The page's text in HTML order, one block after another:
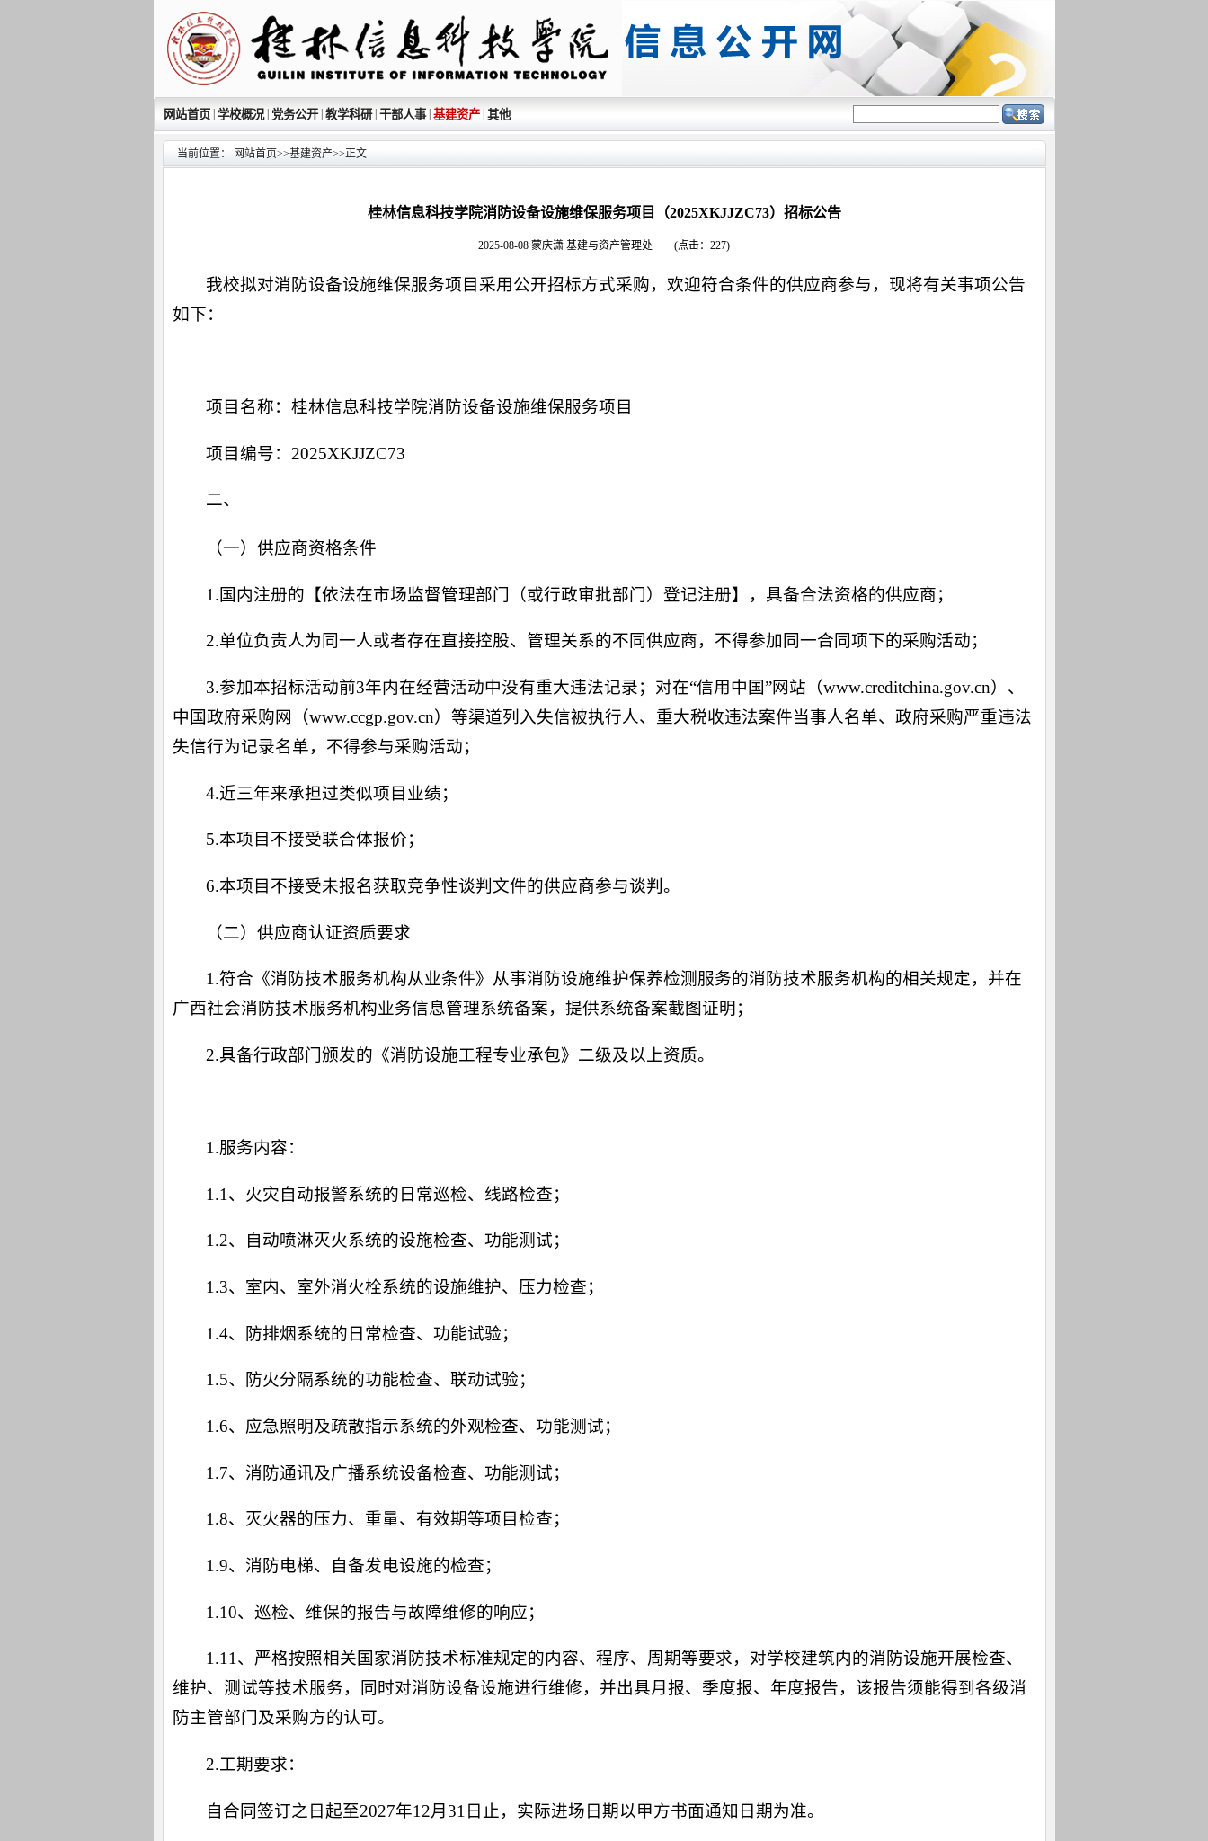
网站首页 学校概况 党务公开 教学科研 干部人事 基建资产 其他
当前位置： 网站首页>>基建资产>>正文
桂林信息科技学院消防设备设施维保服务项目（2025XKJJZC73）招标公告
2025-08-08 蒙庆潇 基建与资产管理处 (点击： 227)
我校拟对消防设备设施维保服务项目采用公开招标方式采购，欢迎符合条件的供应商参与，现将有关事项公告
如下：
项目名称：桂林信息科技学院消防设备设施维保服务项目
项目编号：2025XKJJZC73
二、
（一）供应商资格条件
1.国内注册的【依法在市场监督管理部门（或行政审批部门）登记注册】，具备合法资格的供应商；
2.单位负责人为同一人或者存在直接控股、管理关系的不同供应商，不得参加同一合同项下的采购活动；
3.参加本招标活动前3年内在经营活动中没有重大违法记录；对在“信用中国”网站（www.creditchina.gov.cn）、
中国政府采购网（www.ccgp.gov.cn）等渠道列入失信被执行人、重大税收违法案件当事人名单、政府采购严重违法
失信行为记录名单，不得参与采购活动；
4.近三年来承担过类似项目业绩；
5.本项目不接受联合体报价；
6.本项目不接受未报名获取竞争性谈判文件的供应商参与谈判。
（二）供应商认证资质要求
1.符合《消防技术服务机构从业条件》从事消防设施维护保养检测服务的消防技术服务机构的相关规定，并在
广西社会消防技术服务机构业务信息管理系统备案，提供系统备案截图证明；
2.具备行政部门颁发的《消防设施工程专业承包》二级及以上资质。
1.服务内容：
1.1、火灾自动报警系统的日常巡检、线路检查；
1.2、自动喷淋灭火系统的设施检查、功能测试；
1.3、室内、室外消火栓系统的设施维护、压力检查；
1.4、防排烟系统的日常检查、功能试验；
1.5、防火分隔系统的功能检查、联动试验；
1.6、应急照明及疏散指示系统的外观检查、功能测试；
1.7、消防通讯及广播系统设备检查、功能测试；
1.8、灭火器的压力、重量、有效期等项目检查；
1.9、消防电梯、自备发电设施的检查；
1.10、巡检、维保的报告与故障维修的响应；
1.11、严格按照相关国家消防技术标准规定的内容、程序、周期等要求，对学校建筑内的消防设施开展检查、
维护、测试等技术服务，同时对消防设备设施进行维修，并出具月报、季度报、年度报告，该报告须能得到各级消
防主管部门及采购方的认可。
2.工期要求：
自合同签订之日起至2027年12月31日止，实际进场日期以甲方书面通知日期为准。